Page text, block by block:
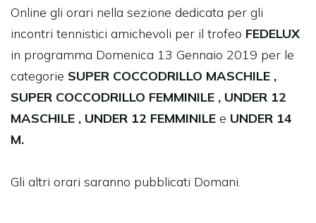
Online gli orari nella sezione dedicata per gli
incontri tennistici amichevoli per il trofeo FEDELUX
in programma Domenica 13 Gennaio 2019 per le
categorie SUPER COCCODRILLO MASCHILE ,
SUPER COCCODRILLO FEMMINILE , UNDER 12
MASCHILE , UNDER 12 FEMMINILE e UNDER 14
M.
Gli altri orari saranno pubblicati Domani.